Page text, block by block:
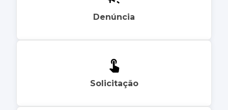
Denúncia
Solicitação